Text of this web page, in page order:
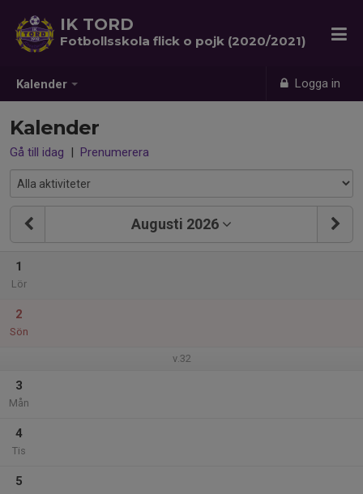
Kalender Logga in
IK TORD
Fotbollsskola flick o pojk (2020/2021)
Kalender
Gå till idag | Prenumerera
Augusti 2026
1
Lör
2
Sön
v.32
3
Mån
4
Tis
5